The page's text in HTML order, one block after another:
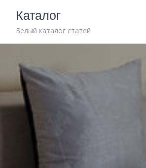
content
Каталог
Белый каталог статей